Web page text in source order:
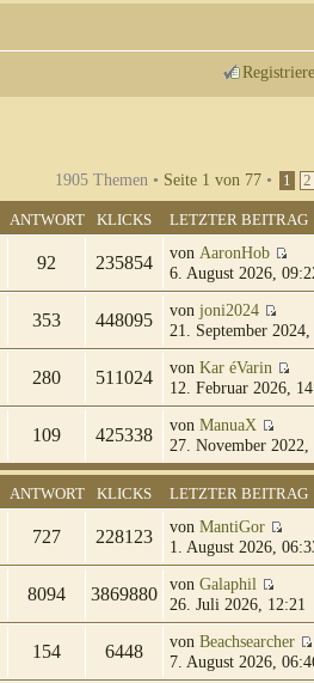
1905 Themen • Seite 1 von 77 • 1 2
ANTWORT KLICKS LETZTER BEITRAG
92 235854 von AaronHob
6. August 2026,
353 448095 von joni2024
21. September 2024,
280 511024 von Kar éVarin
12. Februar 2026,
109 425338 von ManuaX
27. November 2022,
ANTWORT KLICKS LETZTER BEITRAG
727 228123 von MantiGor
1. August 2026,
8094 3869880 von Galaphil
26. Juli 2026, 12:21
154 6448 von Beachsearcher
7. August 2026,